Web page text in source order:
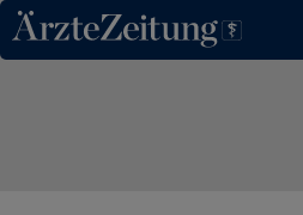
Direkt zum Inhaltsbereich